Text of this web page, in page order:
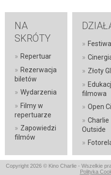
NA
SKRÓTY
» Repertuar
» Rezerwacja
biletów
» Wydarzenia
» Filmy w
repertuarze
» Zapowiedzi
filmów
»
»
» Złoty
»
filmowa
» Open
» Charlie
Outside
»
Copyright 2026 © Kino Charlie - Wszelkie
Polityka